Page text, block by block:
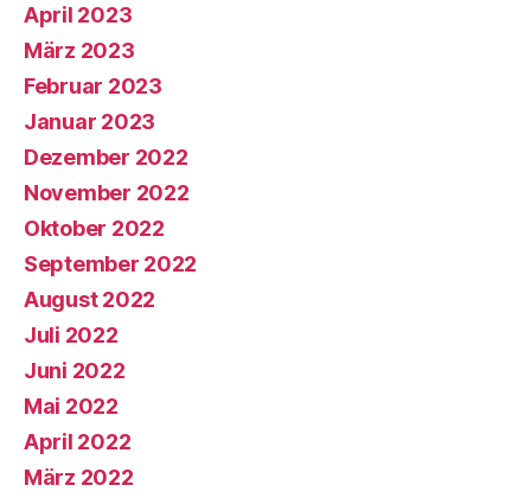
April 2023
März 2023
Februar 2023
Januar 2023
Dezember 2022
November 2022
Oktober 2022
September 2022
August 2022
Juli 2022
Juni 2022
Mai 2022
April 2022
März 2022